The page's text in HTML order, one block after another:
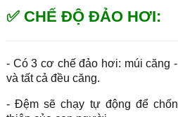
✅ CHẾ ĐỘ ĐẢO HƠI:
- Có 3 cơ chế đảo hơi: múi căng
và tất cả đều căng.
- Đệm sẽ chạy tự động để